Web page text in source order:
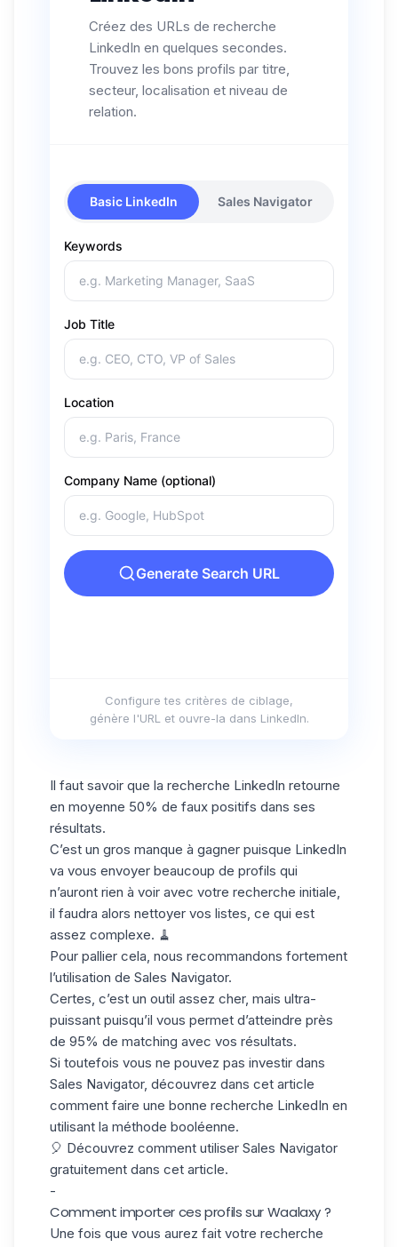
Créez des URLs de recherche
LinkedIn en quelques secondes.
Trouvez les bons profils par titre,
secteur, localisation et niveau de
relation.
Configure tes critères de ciblage,
génère l'URL et ouvre-la dans LinkedIn.
Il faut savoir que la recherche LinkedIn retourne
en moyenne 50% de faux positifs dans ses
résultats.
C’est un gros manque à gagner puisque LinkedIn
va vous envoyer beaucoup de profils qui
n’auront rien à voir avec votre recherche initiale,
il faudra alors nettoyer vos listes, ce qui est
assez complexe. 🧹
Pour pallier cela, nous recommandons fortement
l’utilisation de Sales Navigator.
Certes, c’est un outil assez cher, mais ultra-
puissant puisqu’il vous permet d’atteindre près
de 95% de matching avec vos résultats.
Si toutefois vous ne pouvez pas investir dans
Sales Navigator, découvrez dans cet article
comment faire une bonne recherche LinkedIn en
utilisant la méthode booléenne.
🎈 Découvrez comment utiliser Sales Navigator
gratuitement dans cet article.
-
Comment importer ces profils sur Waalaxy ?
Une fois que vous aurez fait votre recherche